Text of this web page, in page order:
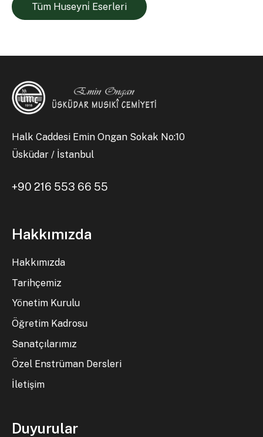
Tüm Huseyni̇ Eserleri
Halk Caddesi Emin Ongan Sokak No:10
Üsküdar / İstanbul
+90 216 553 66 55
Hakkımızda
Hakkımızda
Tarihçemiz
Yönetim Kurulu
Öğretim Kadrosu
Sanatçılarımız
Özel Enstrüman Dersleri
İletişim
Duyurular